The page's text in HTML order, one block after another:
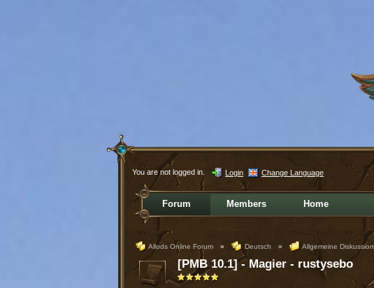
You are not logged in. Login Change Language
Forum Members Home
Allods Online Forum » Deutsch » Allgemeine Diskussion
[PMB 10.1] - Magier - rustysebo